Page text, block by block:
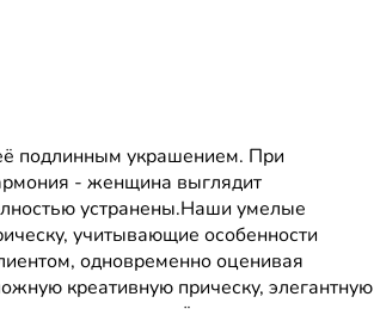
подлинным украшением. При
- женщина выглядит
устранены.Наши умелые
учитывающие особенности
одновременно оценивая
креативную прическу, элегантную